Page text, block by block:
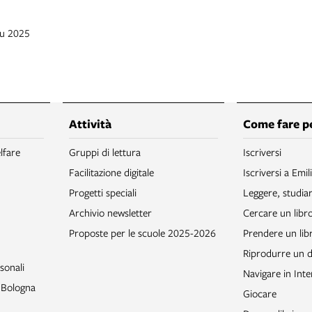
2025
Attività
Gruppi di lettura
Facilitazione digitale
Progetti speciali
Archivio newsletter
Proposte per le scuole 2025-2026
Come fare
Iscriversi
Iscriversi a
Leggere,
Cercare un
Prendere un
Riprodurre un
Navigare in
Giocare